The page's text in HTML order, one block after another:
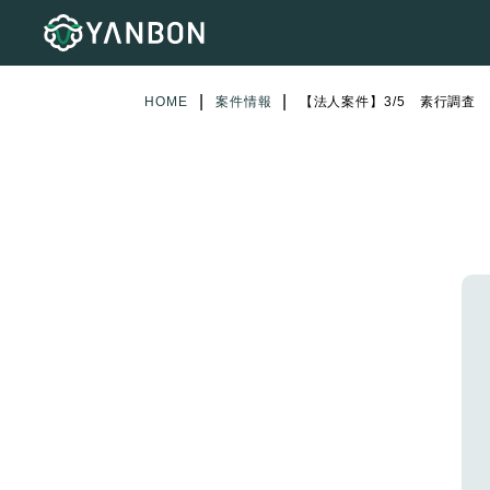
HOME 案件情報 【法人案件】3/5 素行調査